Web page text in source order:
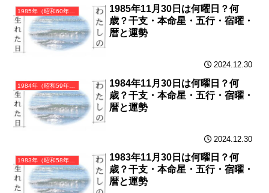
1985年（昭和60年）乙丑（きのとうし）・丑年（うし年）カレンダー（月曜はじまり）
1985年11月30日は何曜日？何
歳？干支・本命星・五行・宿曜・
暦と運勢
2024.12.30
1984年（昭和59年）甲子（きのえね）・子年（ねずみ年）カレンダー（月曜はじまり）
1984年11月30日は何曜日？何
歳？干支・本命星・五行・宿曜・
暦と運勢
2024.12.30
1983年（昭和58年）癸亥（みずのとい）・亥年（いのしし年）カレンダー（月曜はじまり）
1983年11月30日は何曜日？何
歳？干支・本命星・五行・宿曜・
暦と運勢